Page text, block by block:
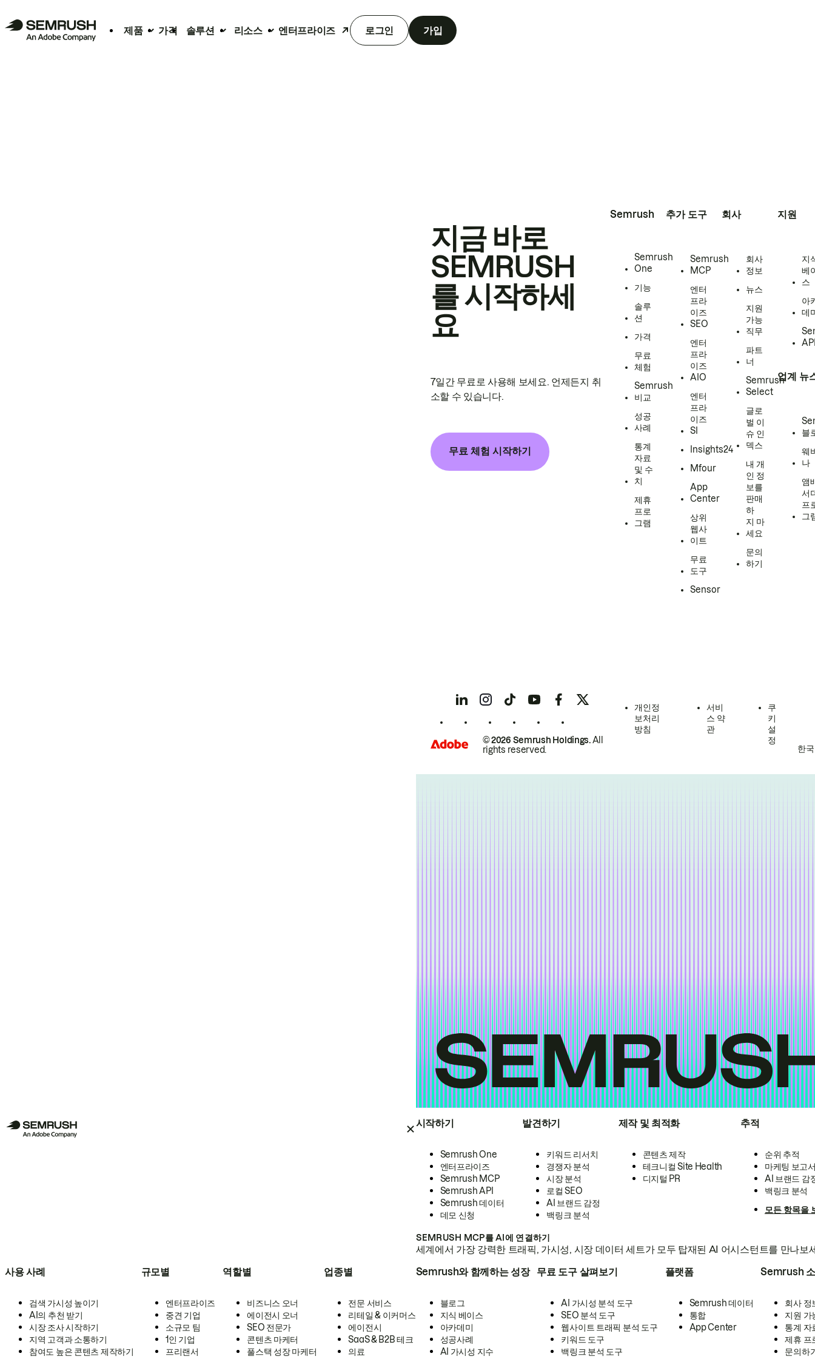
제품 가격 솔루션 리소스 엔터프라이즈 로그인 가입
시작하기
Semrush One
엔터프라이즈
Semrush MCP
Semrush API
Semrush 데이터
데모 신청
발견하기
키워드 리서치
경쟁자 분석
시장 분석
로컬 SEO
AI 브랜드 감정
백링크 분석
제작 및 최적화
콘텐츠 제작
테크니컬 Site Health
디지털 PR
추적
순위 추적
마케팅 보고
AI 브랜드 감
백링크 분석
모든 항목을
SEMRUSH MCP를 AI에 연결하기
세계에서 가장 강력한 트래픽, 가시성, 시장 데이터 세트가 모두 탑재된 AI 어시스턴트를 만나보
사용 사례
검색 가시성 높이기
AI의 추천 받기
시장 조사 시작하기
지역 고객과 소통하기
참여도 높은 콘텐츠 제작하기
규모별
엔터프라이즈
중견 기업
소규모 팀
1인 기업
프리랜서
역할별
비즈니스 오너
에이전시 오너
SEO 전문가
콘텐츠 마케터
풀스택 성장 마케터
업종별
전문 서비스
리테일 & 이커머스
에이전시
SaaS & B2B 테크
의료
Semrush와 함께하는 성장
블로그
지식 베이스
아카데미
성공사례
AI 가시성 지수
무료 도구 살펴보기
AI 가시성 분석 도구
SEO 분석 도구
웹사이트 트래픽 분석 도구
키워드 도구
백링크 분석 도구
플랫폼
Semrush 데이터
통합
App Center
Semrush
회사 정
지원 가
통계 자
제휴 프
문의하
지금 바로
SEMRUSH
를 시작하세
요
7일간 무료로 사용해 보세요. 언제든지 취
소할 수 있습니다.
무료 체험 시작하기
Semrush
Semrush
One
기능
솔루
션
가격
무료
체험
Semrush
비교
성공
사례
통계
자료
및 수
치
제휴
프로
그램
추가 도구
Semrush
MCP
엔터
프라
이즈
SEO
엔터
프라
이즈
AIO
엔터
프라
이즈
SI
Insights24
Mfour
App
Center
상위
웹사
이트
무료
도구
Sensor
회사
회사
정보
뉴스
지원
가능
직무
파트
너
Semrush
Select
글로
벌 이
슈 인
덱스
내 개
인 정
보를
판매
하
지 마
세요
문의
하기
지원
지
베
스
아
데
업계 뉴
블
웨
나
앰
서
프
그
© 2026 Semrush Holdings.All
rights reserved.
개인정
보처리
방침
서비
스 약
관
쿠
키
설
정
한